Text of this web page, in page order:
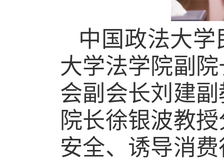
中国政法大
大学法学院副
会副会长刘建
院长徐银波教授
安全、诱导消